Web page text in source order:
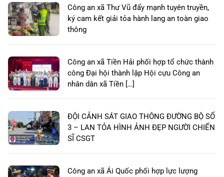
Công an xã Thư Vũ đẩy mạnh tuyên truyền,
ký cam kết giải tỏa hành lang an toàn giao
thông
Công an xã Tiền Hải phối hợp tổ chức thành
công Đại hội thành lập Hội cựu Công an
nhân dân xã Tiền […]
ĐỘI CẢNH SÁT GIAO THÔNG ĐƯỜNG BỘ SỐ
3 – LAN TỎA HÌNH ẢNH ĐẸP NGƯỜI CHIẾN
SĨ CSGT
Công an xã Ái Quốc phối hợp lực lượng